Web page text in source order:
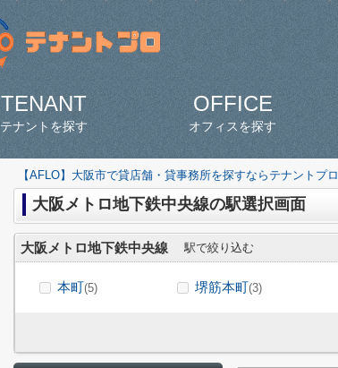
TENANT
テナントを探す
OFFICE
オフィスを探す
【AFLO】大阪市で貸店舗・貸事務所を探すならテナントプロ
大阪メトロ地下鉄中央線の駅選択画面
大阪メトロ地下鉄中央線 駅で絞り込む
本町(5) 堺筋本町(3)